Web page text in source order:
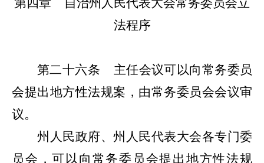
第四章
自治州人民代表大会常务委员会立
法程序
第二十六条
主任会议可以向常务委员
会提出地方性法规案，由常务委员会会议审
议。
州人民政府、州人民代表大会各专门委
员会，可以向常务委员会提出地方性法规